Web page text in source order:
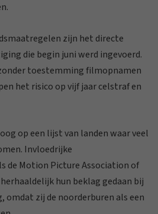
zijn het directe
die begin juni werd ingevoerd.
toestemming filmopnamen
het risico op vijf jaar celstraf en
op een lijst van landen waar veel
Invloedrijke
de Motion Picture Association of
hun beklag gedaan bij
omdat zij de noorderburen als een